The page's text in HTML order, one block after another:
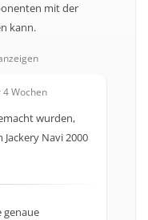
mit der
kann.
4 Wochen
wurden,
Navi 2000
genaue